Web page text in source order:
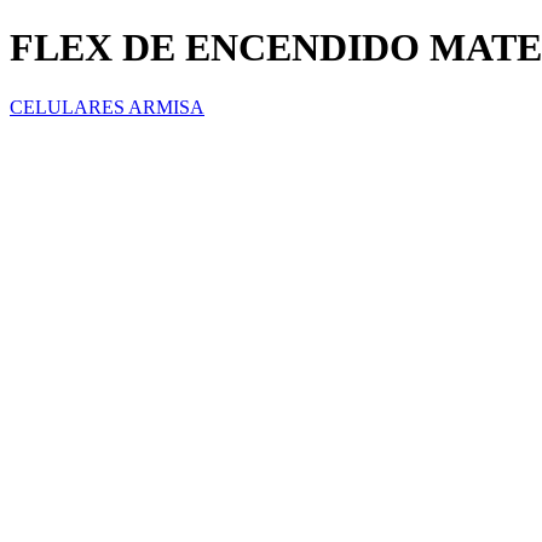
FLEX DE ENCENDIDO
CELULARES ARMISA